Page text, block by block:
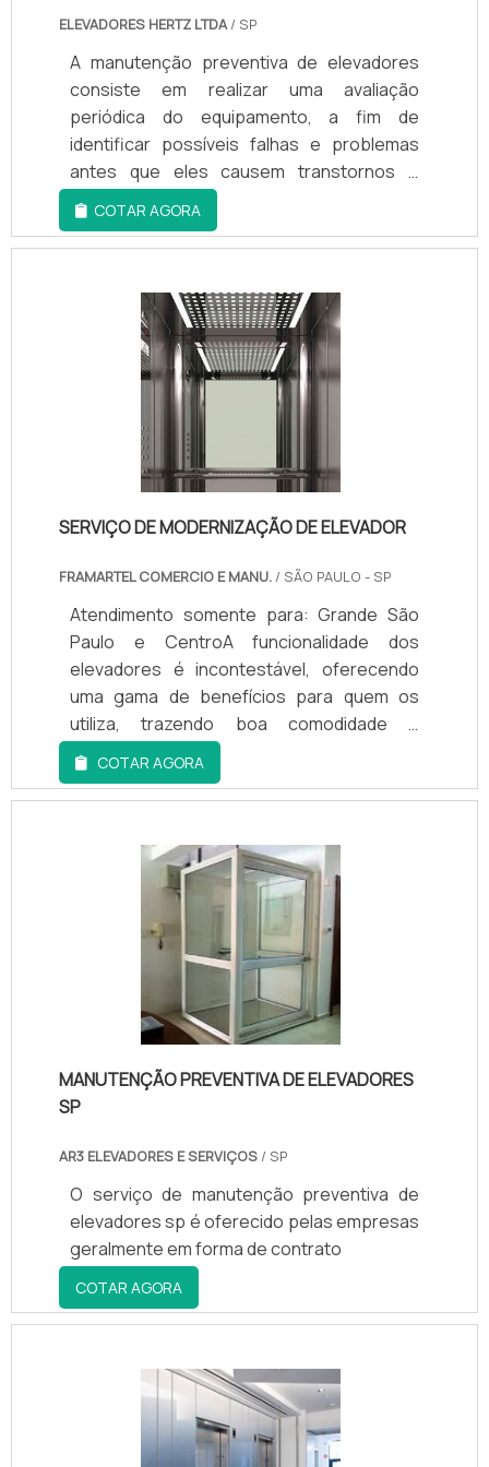
ELEVADORES HERTZ LTDA/ SP
A manutenção preventiva de elevadores
consiste em realizar uma avaliação
periódica do equipamento, a fim de
identificar possíveis falhas e problemas
antes que eles causem transtornos e
interrupções no funcionamento. Essa
técnica tem como objetivo principal manter
o elevador em bom estado e prolongar sua
reparos e garantindo a segurança dos
usuários. A manutenção preventiva de
elevadores é realizada por uma equipe
especializada, que realiza inspeções
regulares no equipamento, verificando
desde o seu funcionamento até itens de
segurança, como cabos, freios e
dispositivos de emergência. Caso sejam
identificadas falhas ou desgastes, são
que o problema se agrave e cause maiores
transtornos.
COTAR AGORA
SERVIÇO DE MODERNIZAÇÃO DE ELEVADOR
FRAMARTEL COMERCIO E MANU. / SÃO PAULO - SP
Atendimento somente para: Grande São
Paulo e CentroA funcionalidade dos
elevadores é incontestável, oferecendo
uma gama de benefícios para quem os
utiliza, trazendo boa comodidade e
agilidade para a locomoção de pessoas e
também o transporte de carga, algo
bastante importante principalmente em
propriedades com formas de
acessibilidade para pessoas com
deficiência. GARANTIA DE MAIOR
FUNCIONALIDADE AOS
EQUIPAMENTOSAssim, por serem de vital
COTAR AGORA
MANUTENÇÃO PREVENTIVA DE ELEVADORES
SP
AR3 ELEVADORES E SERVIÇOS / SP
O serviço de manutenção preventiva de
elevadores sp é oferecido pelas empresas
geralmente em forma de contrato
COTAR AGORA